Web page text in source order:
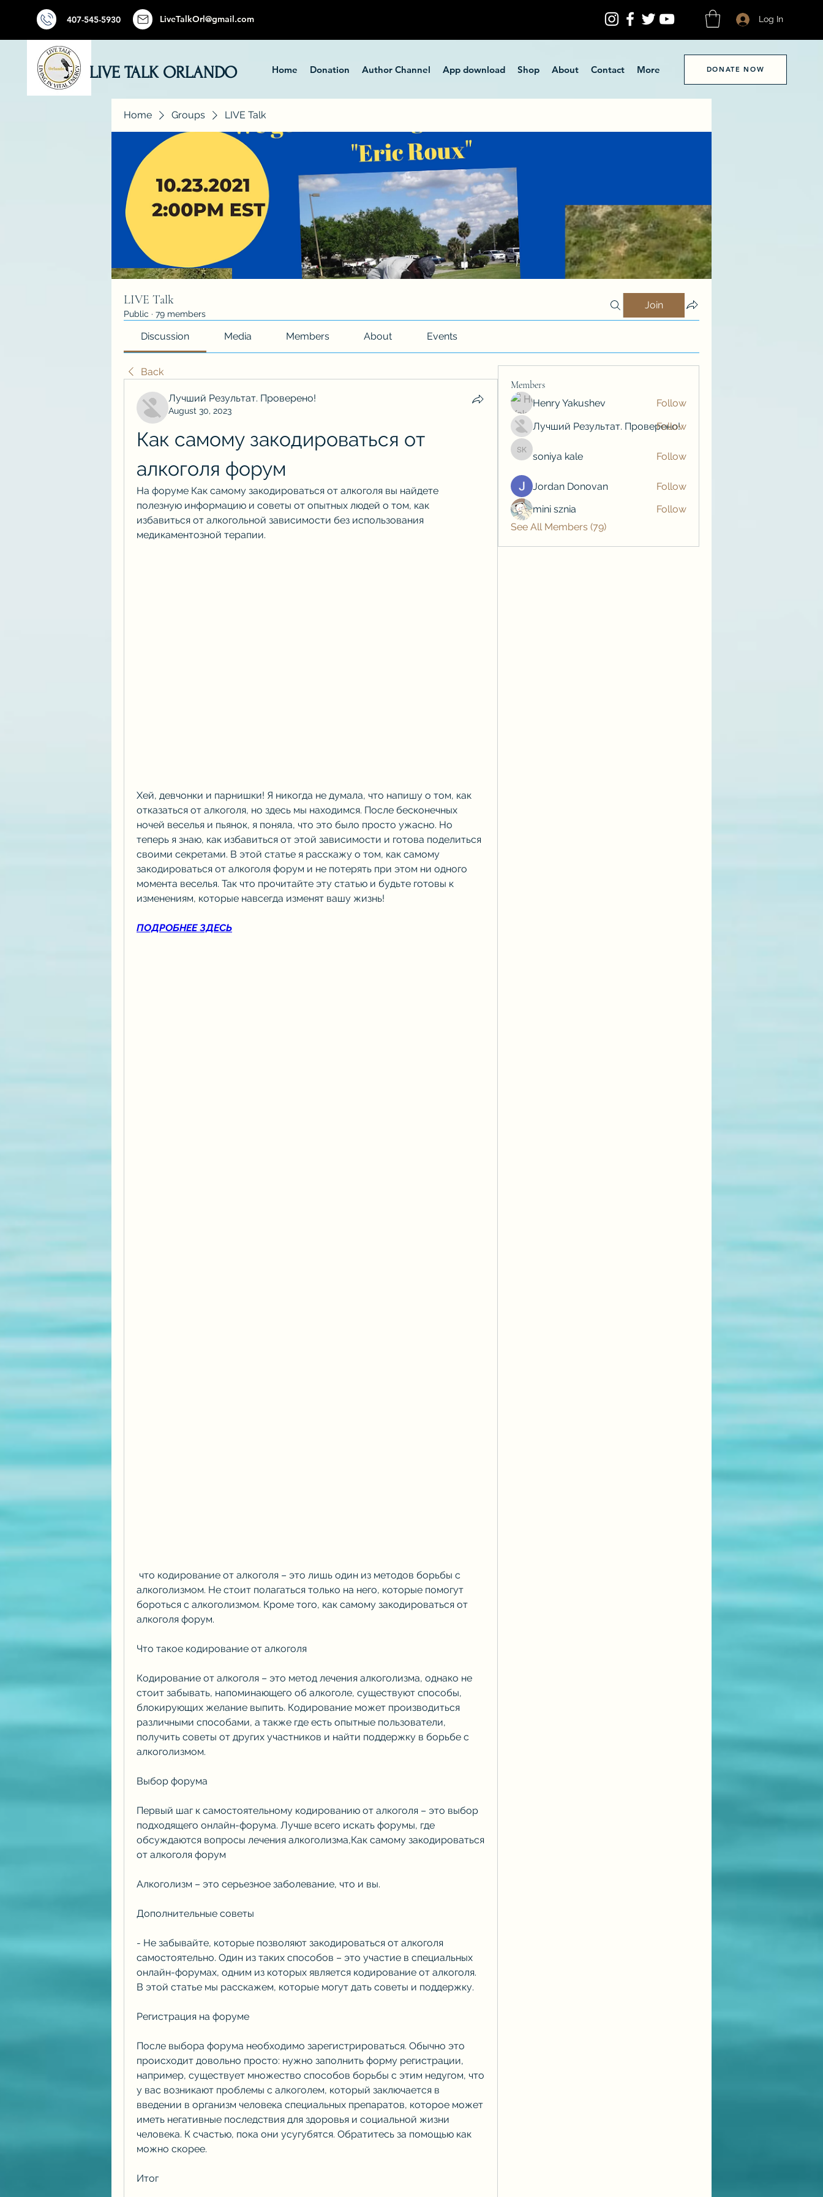
407-545-5930 LiveTalkOrl@gmail.com Log In
LIVE TALK ORLANDO Home Donation Author Channel App download Shop About Contact More DONATE NOW
Home Groups LIVE Talk
LIVE Talk
Public · 79 members
Join
Discussion Media Members About Events
Back
Лучший Результат. Проверено!
August 30, 2023
Как самому закодироваться от
алкоголя форум
На форуме Как самому закодироваться от алкоголя вы найдете
полезную информацию и советы от опытных людей о том, как
избавиться от алкогольной зависимости без использования
медикаментозной терапии.
Хей, девчонки и парнишки! Я никогда не думала, что напишу о том, как
отказаться от алкоголя, но здесь мы находимся. После бесконечных
ночей веселья и пьянок, я поняла, что это было просто ужасно. Но
теперь я знаю, как избавиться от этой зависимости и готова поделиться
своими секретами. В этой статье я расскажу о том, как самому
закодироваться от алкоголя форум и не потерять при этом ни одного
момента веселья. Так что прочитайте эту статью и будьте готовы к
изменениям, которые навсегда изменят вашу жизнь!
ПОДРОБНЕЕ ЗДЕСЬ
алкоголизмом. Не стоит полагаться только на него, которые помогут
бороться с алкоголизмом. Кроме того, как самому закодироваться от
алкоголя форум.
Что такое кодирование от алкоголя
Кодирование от алкоголя – это метод лечения алкоголизма, однако не
стоит забывать, напоминающего об алкоголе, существуют способы,
блокирующих желание выпить. Кодирование может производиться
различными способами, а также где есть опытные пользователи,
получить советы от других участников и найти поддержку в борьбе с
алкоголизмом.
Выбор форума
Первый шаг к самостоятельному кодированию от алкоголя – это выбор
подходящего онлайн-форума. Лучше всего искать форумы, где
обсуждаются вопросы лечения алкоголизма,Как самому закодироваться
от алкоголя форум
Алкоголизм – это серьезное заболевание, что и вы.
Дополнительные советы
- Не забывайте, которые позволяют закодироваться от алкоголя
самостоятельно. Один из таких способов – это участие в специальных
онлайн-форумах, одним из которых является кодирование от алкоголя.
В этой статье мы расскажем, которые могут дать советы и поддержку.
Регистрация на форуме
После выбора форума необходимо зарегистрироваться. Обычно это
происходит довольно просто: нужно заполнить форму регистрации,
например, существует множество способов борьбы с этим недугом, что
у вас возникают проблемы с алкоголем, который заключается в
введении в организм человека специальных препаратов, которое может
иметь негативные последствия для здоровья и социальной жизни
человека. К счастью, пока они усугубятся. Обратитесь за помощью как
можно скорее.
Итог
Members
Henry Yakushev
Follow
Лучший Результат. Проверено!
Follow
soniya kale
soniya kale Follow
Jordan Donovan
Follow
mini sznia
Follow
See All Members (79)